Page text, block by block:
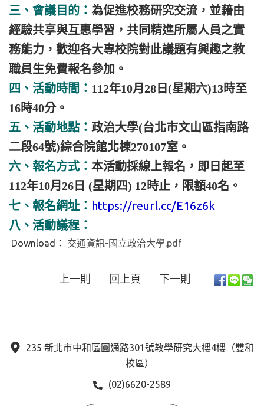
三、會議目的： 為促進校務研究交流，並藉由
經驗共享與互惠學習，共同精進所屬人員之實
務能力，歡迎各大專校院對此議題有興趣之教
職員生免費報名參加。
四、活動時間： 112年10月28日(星期六)13時至
16時40分。
五、活動地點： 政治大學(台北市文山區指南路
二段64號)綜合院館北棟270107室。
六、報名方式： 本活動採線上報名，即日起至
112年10月26日 (星期四) 12時止，限額40名。
七、報名網址： https://reurl.cc/E16z6k
八、活動議程：
Download： 交通資訊-國立政治大學.pdf
上一則 回上頁 下一則
235 新北市中和區圓通路301號教學研究大樓4樓（雙和
校區）
(02)6620-2589